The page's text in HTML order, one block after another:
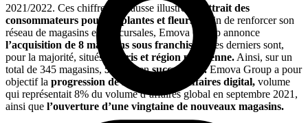
2021/2022. Ces chiffres en hausse illustrent
l’attrait des
consommateurs pour les plantes et fleurs.
Afin de renforcer son
réseau de magasins en succursales, Emova Group annonce
l’acquisition de 8 magasins sous franchises.
Ces derniers sont,
pour la majorité, situés à
Paris et région parisienne. Ainsi, sur un
total de 345 magasins,57 sont ensuccursales.Emova Group a pour
objectif la progression de son volume d’affaires digital, volume
qui représentait 8% du volume d’affaires global en septembre 2021,
ainsi que l’ouverture d’une vingtaine de nouveaux magasins.